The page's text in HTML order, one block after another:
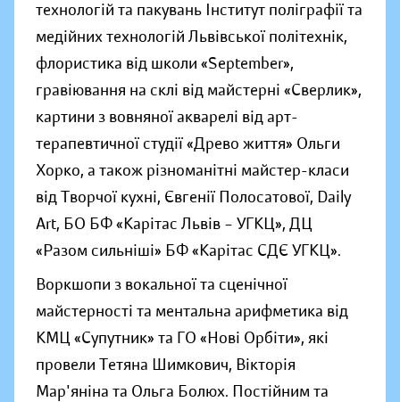
технологій та пакувань Інститут поліграфії та
медійних технологій Львівської політехнік,
флористика від школи «September»,
гравіювання на склі від майстерні «Сверлик»,
картини з вовняної акварелі від арт-
терапевтичної студії «Древо життя» Ольги
Хорко, а також різноманітні майстер-класи
від Творчої кухні, Євгенії Полосатової, Daily
Art, БО БФ «Карітас Львів – УГКЦ», ДЦ
«Разом сильніші» БФ «Карітас СДЄ УГКЦ».
Воркшопи з вокальної та сценічної
майстерності та ментальна арифметика від
КМЦ «Супутник» та ГО «Нові Орбіти», які
провели Тетяна Шимкович, Вікторія
Мар'яніна та Ольга Болюх. Постійним та